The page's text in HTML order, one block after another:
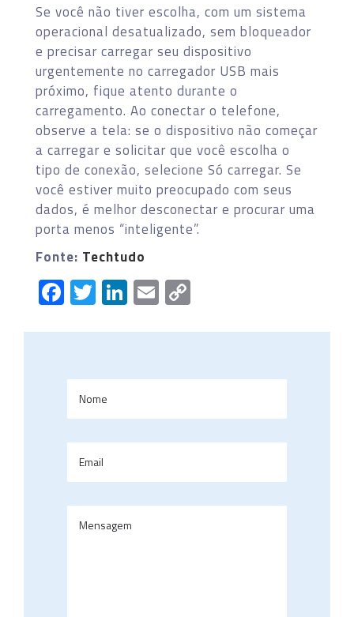
Se você não tiver escolha, com um sistema
operacional desatualizado, sem bloqueador
e precisar carregar seu dispositivo
urgentemente no carregador USB mais
próximo, fique atento durante o
carregamento. Ao conectar o telefone,
observe a tela: se o dispositivo não começar
a carregar e solicitar que você escolha o
tipo de conexão, selecione Só carregar. Se
você estiver muito preocupado com seus
dados, é melhor desconectar e procurar uma
porta menos “inteligente”.
Fonte: Techtudo
Facebook
Twitter
LinkedIn
Email